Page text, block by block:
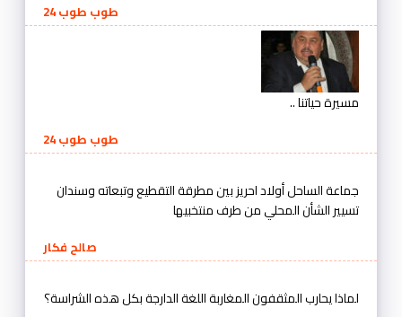
طوب طوب 24
مسيرة حياتنا ..
طوب طوب 24
جماعة الساحل أولاد احريز بين مطرقة التقطيع وتبعاته وسندان
تسيير الشأن المحلي من طرف منتخبيها
صالح فكار
لماذا يحارب المثقفون المغاربة اللغة الدارجة بكل هذه الشراسة؟